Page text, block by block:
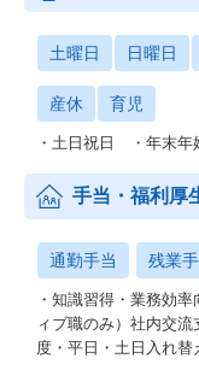
土曜日 日曜日
産休 育児
・土日祝日 ・年末
手当・福利厚
通勤手当 残業
・知識習得・業務効
ィブ職のみ）社内交
度・平日・土日入れ